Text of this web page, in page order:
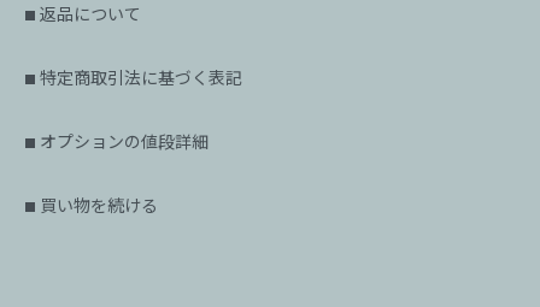
■ 返品について
■ 特定商取引法に基づく表記
■ オプションの値段詳細
■ 買い物を続ける